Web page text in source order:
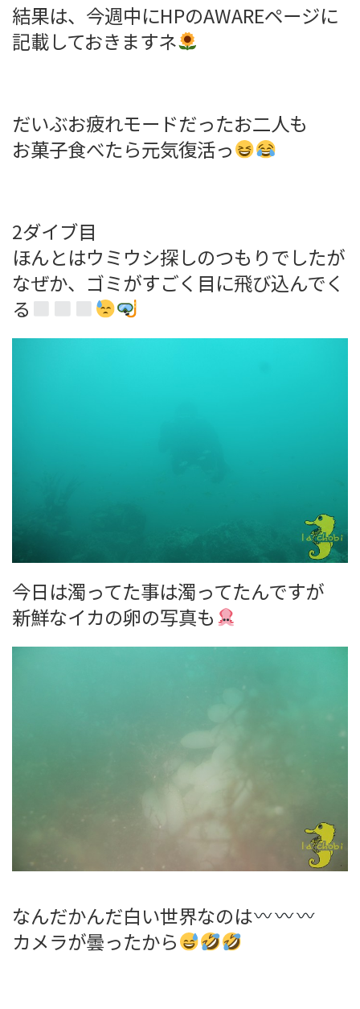
結果は、今週中にHPのAWAREページに
記載しておきますネ
だいぶお疲れモードだったお二人も
お菓子食べたら元気復活っ
2ダイブ目
ほんとはウミウシ探しのつもりでしたが
なぜか、ゴミがすごく目に飛び込んでく
る
今日は濁ってた事は濁ってたんですが
新鮮なイカの卵の写真も
なんだかんだ白い世界なのは
カメラが曇ったから